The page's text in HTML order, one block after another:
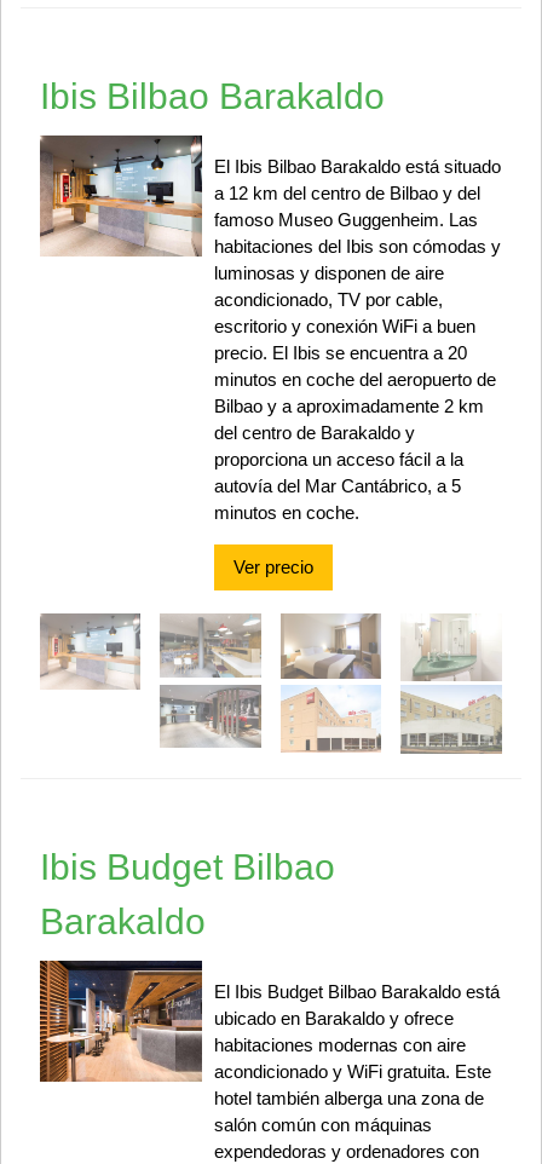
Ibis Bilbao Barakaldo
El Ibis Bilbao Barakaldo está situado
a 12 km del centro de Bilbao y del
famoso Museo Guggenheim. Las
habitaciones del Ibis son cómodas y
luminosas y disponen de aire
acondicionado, TV por cable,
escritorio y conexión WiFi a buen
precio. El Ibis se encuentra a 20
minutos en coche del aeropuerto de
Bilbao y a aproximadamente 2 km
del centro de Barakaldo y
proporciona un acceso fácil a la
autovía del Mar Cantábrico, a 5
minutos en coche.
Ver precio
Ibis Budget Bilbao
Barakaldo
El Ibis Budget Bilbao Barakaldo está
ubicado en Barakaldo y ofrece
habitaciones modernas con aire
acondicionado y WiFi gratuita. Este
hotel también alberga una zona de
salón común con máquinas
expendedoras y ordenadores con